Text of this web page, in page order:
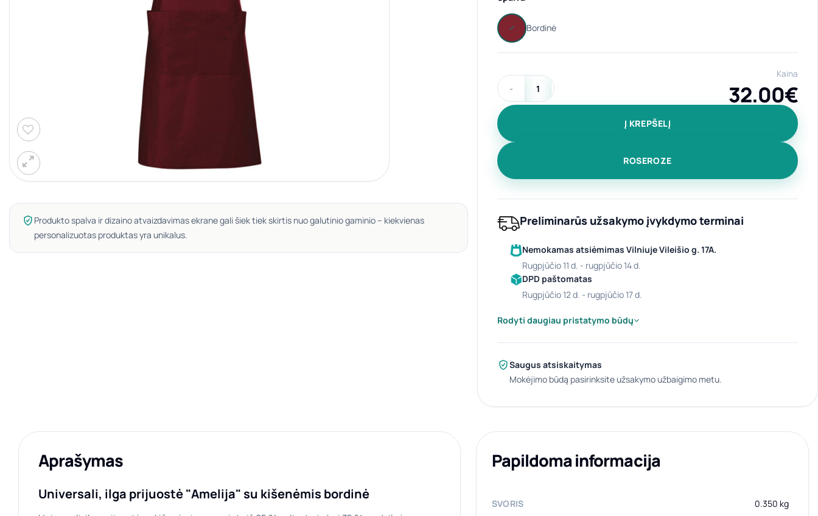
Produkto spalva ir dizaino atvaizdavimas ekrane gali šiek tiek skirtis nuo galutinio gaminio – kiekvienas
personalizuotas produktas yra unikalus.
produkto kiekis: Universali, ilga prijuostė "Amelija" su kišenėmis bordinė
Kaina
32.00€
Į KREPŠELĮ
ROSEROZE
Preliminarūs užsakymo įvykdymo terminai
Nemokamas atsiėmimas Vilniuje Vileišio g. 17A.
rugpjūčio 11 d. - rugpjūčio 14 d.
DPD paštomatas
rugpjūčio 12 d. - rugpjūčio 17 d.
Rodyti daugiau pristatymo būdų
Saugus atsiskaitymas
Mokėjimo būdą pasirinksite užsakymo užbaigimo metu.
Aprašymas
Universali, ilga prijuostė "Amelija" su kišenėmis bordinė
Papildoma informacija
SVORIS 0.350 kg